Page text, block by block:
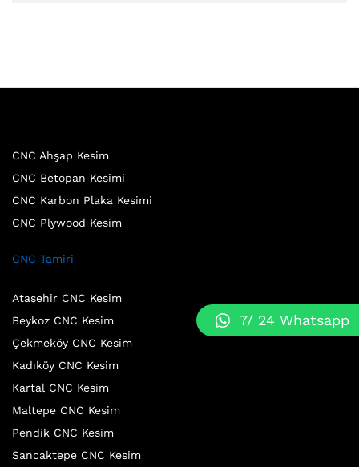
CNC Ahşap Kesim
CNC Betopan Kesimi
CNC Karbon Plaka Kesimi
CNC Plywood Kesim
CNC Tamiri
Ataşehir CNC Kesim
Beykoz CNC Kesim
Çekmeköy CNC Kesim
Kadıköy CNC Kesim
Kartal CNC Kesim
Maltepe CNC Kesim
Pendik CNC Kesim
Sancaktepe CNC Kesim
7/ 24 Whatsapp